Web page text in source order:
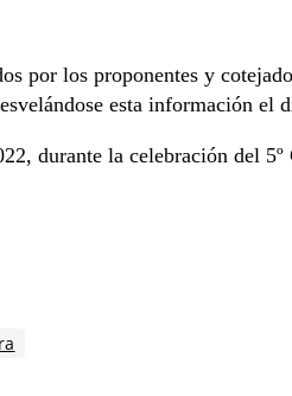
por los proponentes y
esta información el
durante la celebración del